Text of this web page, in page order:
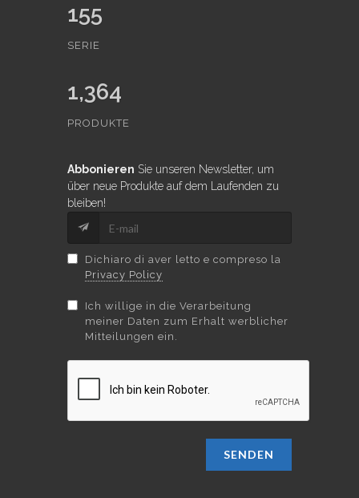
155
SERIE
1,364
PRODUKTE
Abbonieren Sie unseren Newsletter, um
über neue Produkte auf dem Laufenden zu
bleiben!
Dichiaro di aver letto e compreso la
Privacy Policy
Ich willige in die Verarbeitung
meiner Daten zum Erhalt werblicher
Mitteilungen ein.
SENDEN